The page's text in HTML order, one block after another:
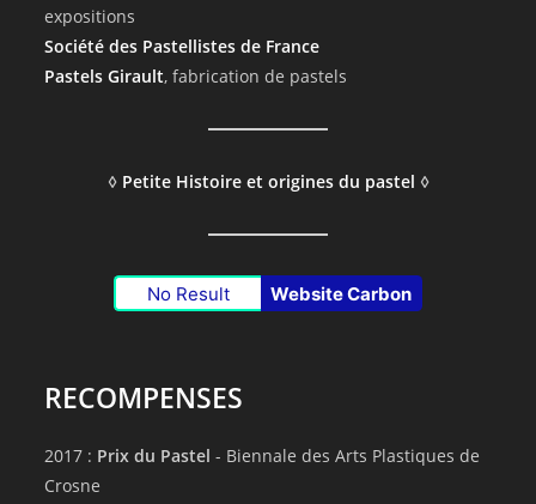
expositions
Société des Pastellistes de France
Pastels Girault, fabrication de pastels
◊ Petite Histoire et origines du pastel ◊
No Result Website Carbon
RECOMPENSES
2017 : Prix du Pastel - Biennale des Arts Plastiques de
Crosne